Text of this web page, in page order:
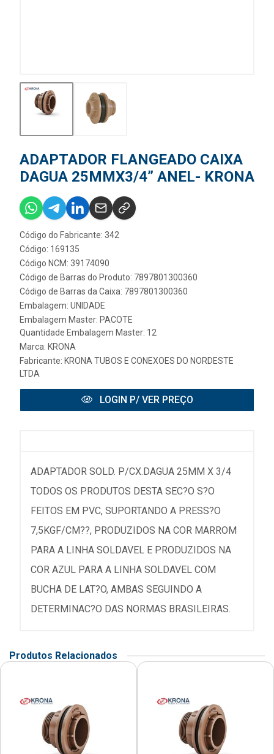
ADAPTADOR FLANGEADO CAIXA
DAGUA 25MMX3/4” ANEL- KRONA
Código do Fabricante: 342
Código: 169135
Código NCM: 39174090
Código de Barras do Produto: 7897801300360
Código de Barras da Caixa: 7897801300360
Embalagem: UNIDADE
Embalagem Master: PACOTE
Quantidade Embalagem Master: 12
Marca: KRONA
Fabricante: KRONA TUBOS E CONEXOES DO NORDESTE
LTDA
LOGIN P/ VER PREÇO
ADAPTADOR SOLD. P/CX.DAGUA 25MM X 3/4
TODOS OS PRODUTOS DESTA SEC?O S?O
FEITOS EM PVC, SUPORTANDO A PRESS?O
7,5KGF/CM??, PRODUZIDOS NA COR MARROM
PARA A LINHA SOLDAVEL E PRODUZIDOS NA
COR AZUL PARA A LINHA SOLDAVEL COM
BUCHA DE LAT?O, AMBAS SEGUINDO A
DETERMINAC?O DAS NORMAS BRASILEIRAS.
Produtos Relacionados